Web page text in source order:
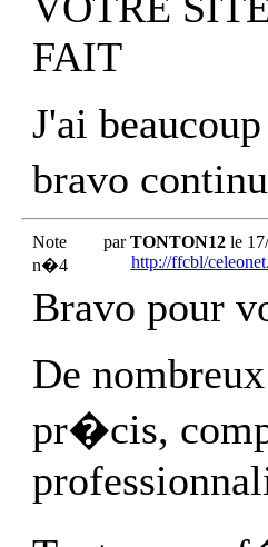
FAIT
J'ai
bravo
Note
n�4
parTONTON12le
http://ffcbl/
Bravo pour
De
pr�cis,